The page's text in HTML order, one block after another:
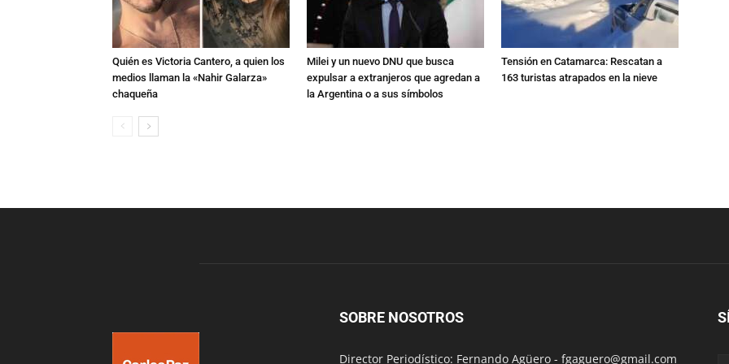
Quién es Victoria Cantero, a quien los
medios llaman la «Nahir Galarza»
chaqueña
Milei y un nuevo DNU que busca
expulsar a extranjeros que agredan a
la Argentina o a sus símbolos
Tensión en Catamarca: Rescatan a
163 turistas atrapados en la nieve
SOBRE NOSOTROS
Director Periodístico: Fernando Agüero - fgaguero@gmail.com